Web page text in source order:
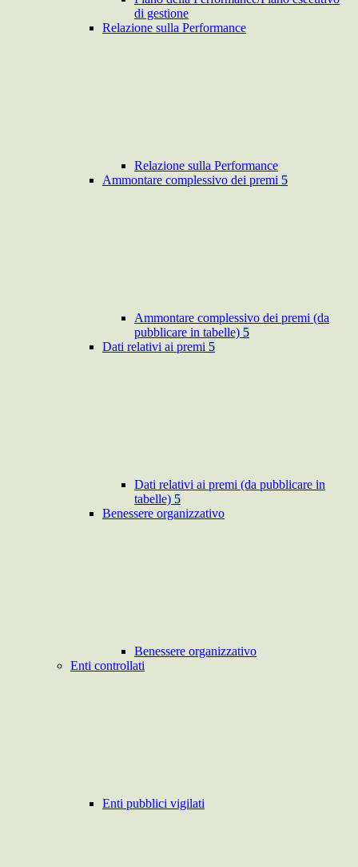
di gestione
Relazione sulla Performance
Relazione sulla Performance
Ammontare complessivo dei premi 5
Ammontare complessivo dei premi (da
pubblicare in tabelle) 5
Dati relativi ai premi 5
Dati relativi ai premi (da pubblicare in
tabelle) 5
Benessere organizzativo
Benessere organizzativo
Enti controllati
Enti pubblici vigilati